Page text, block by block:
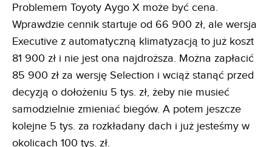
Problemem Toyoty Aygo X może być cena.
Wprawdzie cennik startuje od 66 900 zł, ale wersja
Executive z automatyczną klimatyzacją to już koszt
81 900 zł i nie jest ona najdroższa. Można zapłacić
85 900 zł za wersję Selection i wciąż stanąć przed
decyzją o dołożeniu 5 tys. zł, żeby nie musieć
samodzielnie zmieniać biegów. A potem jeszcze
kolejne 5 tys. za rozkładany dach i już jesteśmy w
okolicach 100 tys. zł.